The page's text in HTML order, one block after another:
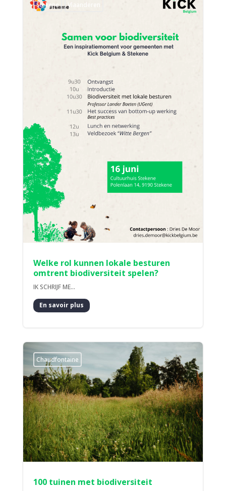
Stekene Vlaanderen
Welke rol kunnen lokale besturen
omtrent biodiversiteit spelen?
IK SCHRIJF ME...
En savoir plus
Chaudfontaine
100 tuinen met biodiversiteit